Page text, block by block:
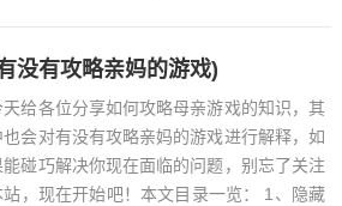
没有攻略亲妈的游戏)
天给各位分享如何攻略母亲游戏的知识，其
也会对有没有攻略亲妈的游戏进行解释，如
能碰巧解决你现在面临的问题，别忘了关注
站，现在开始吧！本文目录一览： 1、隐藏